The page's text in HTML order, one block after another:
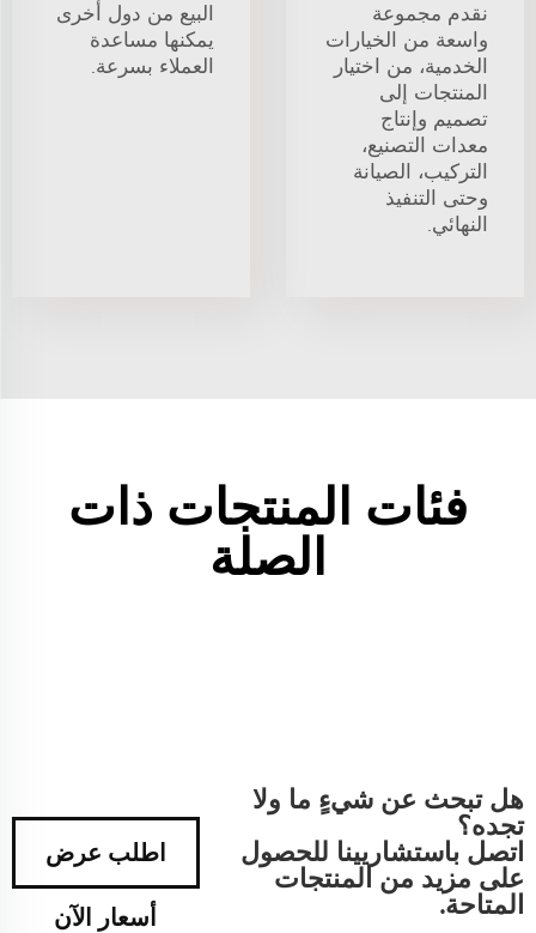
نقدم مجموعة
واسعة من الخيارات
الخدمية، من اختيار
المنتجات إلى
تصميم وإنتاج
معدات التصنيع،
التركيب، الصيانة
وحتى التنفيذ
النهائي.
البيع من دول أخرى
يمكنها مساعدة
العملاء بسرعة.
فئات المنتجات ذات
الصلة
هل تبحث عن شيءٍ ما ولا
تجده؟
اتصل باستشاريينا للحصول
على مزيد من المنتجات
المتاحة.
اطلب عرض
أسعار الآن